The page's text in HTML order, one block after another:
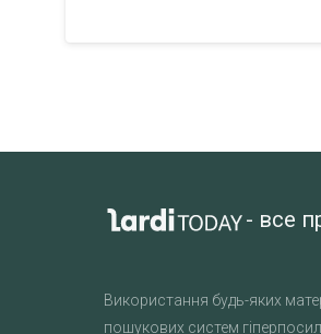
- все
Використання будь-яких
пошукових систем